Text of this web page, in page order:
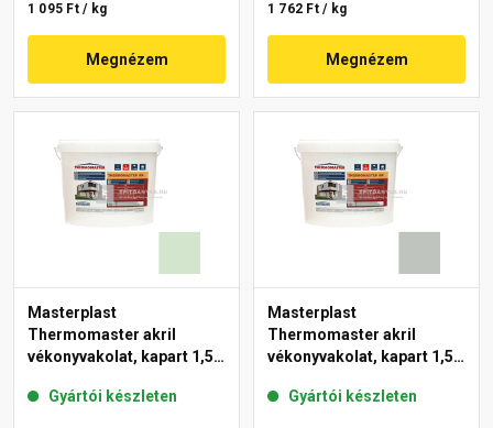
1 095 Ft / kg
Megnézem
1 762 Ft / kg
Megnézem
Masterplast
Thermomaster akril
vékonyvakolat, kapart 1,5
Gyártói készleten
Masterplast
Thermomaster akril
vékonyvakolat, kapart 1,5
Gyártói készleten